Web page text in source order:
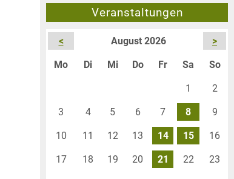
2027
Veranstaltungen
< August 2026 >
MontagDienstag
Mittwoch
Donnerstag
FreitagSa mstag
So
1 2
3 4 5 6 7 8 9
10 11 12 13 14 15 16
17 18 19 20 21 22 23